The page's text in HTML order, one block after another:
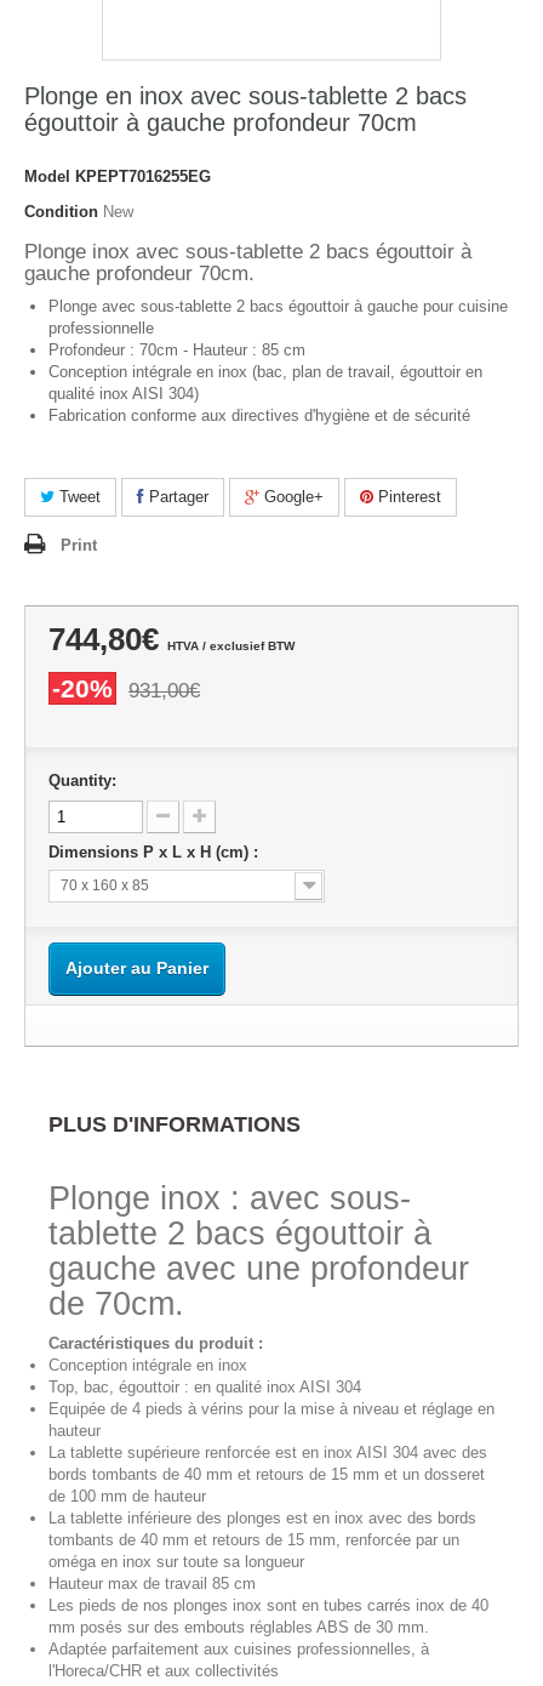
Plonge en inox avec sous-tablette 2 bacs
égouttoir à gauche profondeur 70cm
Model
KPEPT7016255EG
Condition New
Plonge inox avec sous-tablette 2 bacs égouttoir à
gauche profondeur 70cm.
Plonge avec sous-tablette 2 bacs égouttoir à gauche pour cuisine
professionnelle
Profondeur : 70cm - Hauteur : 85 cm
Conception intégrale en inox (bac, plan de travail, égouttoir en
qualité inox AISI 304)
Fabrication conforme aux directives d'hygiène et de sécurité
Tweet Partager Google+ Pinterest
Print
744,80€ HTVA / exclusief BTW
-20% 931,00€
Quantity:
Dimensions P x L x H (cm) :
70 x 160 x 85
Ajouter au Panier
PLUS D'INFORMATIONS
Plonge inox : avec sous-
tablette 2 bacs égouttoir à
gauche avec une profondeur
de 70cm.
Caractéristiques du produit :
Conception intégrale en inox
Top, bac, égouttoir : en qualité inox AISI 304
Equipée de 4 pieds à vérins pour la mise à niveau et réglage en
hauteur
La tablette supérieure renforcée est en inox AISI 304 avec des
bords tombants de 40 mm et retours de 15 mm et un dosseret
de 100 mm de hauteur
La tablette inférieure des plonges est en inox avec des bords
tombants de 40 mm et retours de 15 mm, renforcée par un
oméga en inox sur toute sa longueur
Hauteur max de travail 85 cm
Les pieds de nos plonges inox sont en tubes carrés inox de 40
mm posés sur des embouts réglables ABS de 30 mm.
Adaptée parfaitement aux cuisines professionnelles, à
l'Horeca/CHR et aux collectivités